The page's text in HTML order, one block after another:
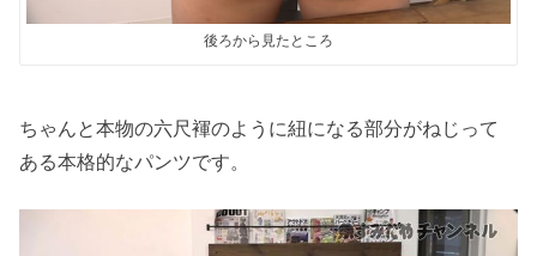
後ろから見たところ
ちゃんと本物の六尺褌のように紐になる部分がねじって
ある本格的なパンツです。